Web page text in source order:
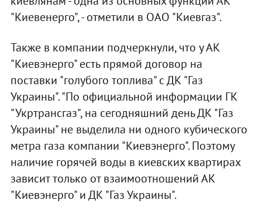
"Киевенерго", - отметили в ОАО "Киевгаз".
Также в компании подчеркнули, что у АК
"Киевэнерго" есть прямой договор на
поставки "голубого топлива" с ДК "Газ
Украины". "По официальной информации ГК
"Укртрансгаз", на сегодняшний день ДК "Газ
Украины" не выделила ни одного кубического
метра газа компании "Киевэнерго". Поэтому
наличие горячей воды в киевских квартирах
зависит только от взаимоотношений АК
"Киевэнерго" и ДК "Газ Украины".